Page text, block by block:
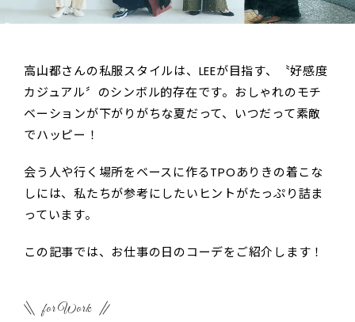
高山都さんの私服スタイルは、LEEが目指す、〝好感度
カジュアル〞のシンボル的存在です。おしゃれのモチ
ベーションが下がりがちな夏だって、いつだって素敵
でハッピー！
会う人や行く場所をベースに作るTPOありきの着こな
しには、私たちが参考にしたいヒントがたっぷり詰ま
っています。
この記事では、お仕事の日のコーデをご紹介します！
for Work